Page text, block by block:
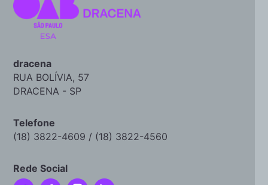
dracena
RUA BOLÍVIA, 57
DRACENA - SP
Telefone
(18) 3822-4609 / (18) 3822-4560
Rede Social